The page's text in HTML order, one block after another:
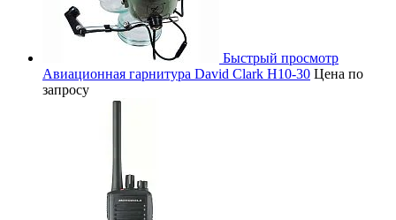
Быстрый просмотр
Авиационная гарнитура David Clark H10-30 Цена по
запросу